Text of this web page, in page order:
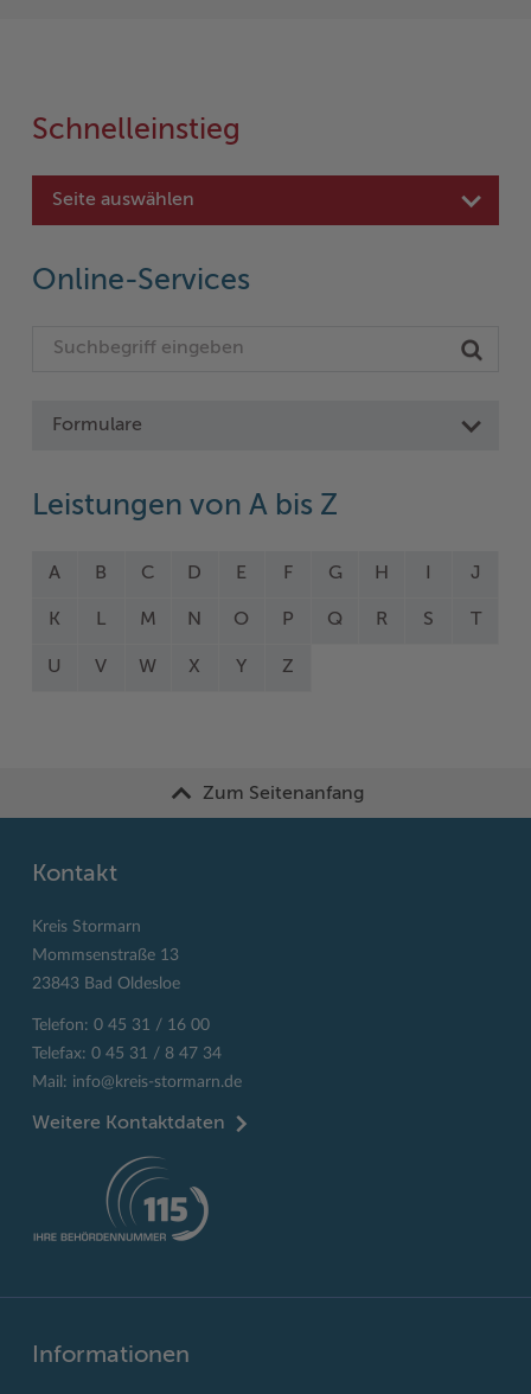
Schnelleinstieg
Seite auswählen
Online-Services
Formulare
Leistungen von A bis Z
A B C D E F G H J
K L M N O P Q R S T
U V W X Y Z
Zum Seitenanfang
Kontakt
Kreis Stormarn
Mommsenstraße 13
23843 Bad Oldesloe
Telefon: 0 45 31 / 16 00
Telefax: 0 45 31 / 8 47 34
Mail: info@kreis-stormarn.de
Weitere Kontaktdaten
Informationen